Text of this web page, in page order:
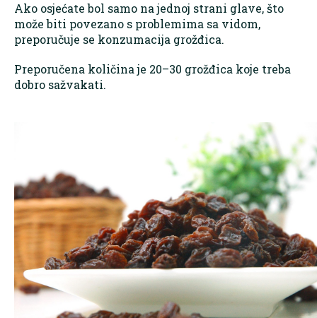
Ako osjećate bol samo na jednoj strani glave, što
može biti povezano s problemima sa vidom,
preporučuje se konzumacija grožđica.
Preporučena količina je 20–30 grožđica koje treba
dobro sažvakati.